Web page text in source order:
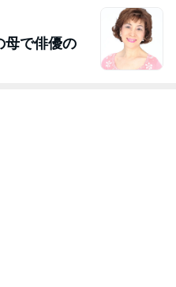
母で俳優の